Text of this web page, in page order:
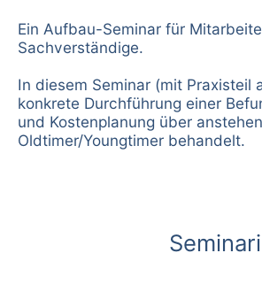
Ein Aufbau-Seminar für
Sachverständige.
In diesem Seminar (mit Praxisteil
konkrete Durchführung einer
und Kostenplanung über
Oldtimer/Youngtimer behandelt.